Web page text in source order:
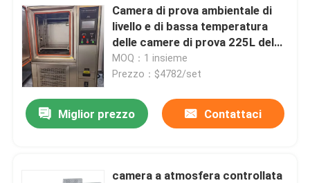
Camera di prova ambientale di
livello e di bassa temperatura
delle camere di prova 225L del
laboratorio
MOQ：1 insieme
Prezzo：$4782/set
Miglior prezzo Contattaci
camera a atmosfera controllata